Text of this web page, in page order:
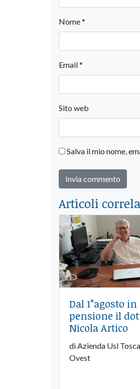
Nome*
Email*
Sito web
Salva il mio nome,
Articoli
Dal 1°agosto in
pensione il
Nicola Artico
di Azienda Usl
Ovest